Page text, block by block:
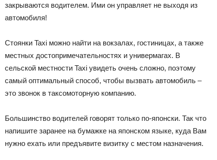
закрываются водителем. Ими он управляет не выходя из
автомобиля!
Стоянки Taxi можно найти на вокзалах, гостиницах, а также
местных достопримечательностях и универмагах. В
сельской местности Taxi увидеть очень сложно, поэтому
самый оптимальный способ, чтобы вызвать автомобиль –
это звонок в таксомоторную компанию.
Большинство водителей говорят только по-японски. Так что
напишите заранее на бумажке на японском языке, куда Вам
нужно ехать или предъявите визитку с местом назначения.